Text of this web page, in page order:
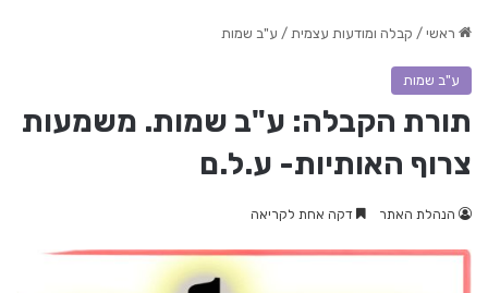
ראשי / קבלה ומודעות עצמית / ע"ב שמות
ע"ב שמות
תורת הקבלה: ע"ב שמות. משמעות
צרוף האותיות- ע.ל.ם
הנהלת האתר דקה אחת לקריאה